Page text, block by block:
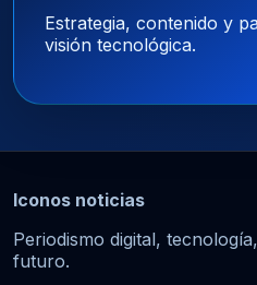
Estrategia, contenido y
visión tecnológica.
Iconos noticias
Periodismo digital,
futuro.